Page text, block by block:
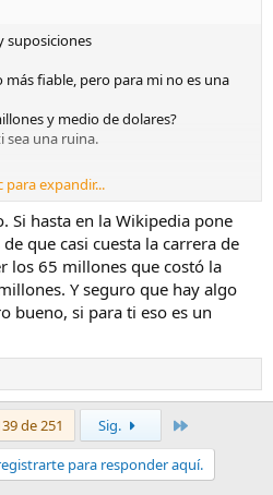
suposiciones
más fiable, pero para mi no es una
y medio de dolares?
sea una ruina.
172 000 000 USD
264 218 220 USD
para expandir...
Si hasta en la Wikipedia pone
que casi cuesta la carrera de
los 65 millones que costó la
Y seguro que hay algo
bueno, si para ti eso es un
de 251 Sig.
para responder aquí.